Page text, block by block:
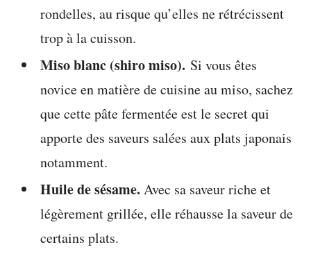
rondelles, au risque qu’elles ne rétrécissent
trop à la cuisson.
Miso blanc (shiro miso). Si vous êtes
novice en matière de cuisine au miso, sachez
que cette pâte fermentée est le secret qui
apporte des saveurs salées aux plats japonais
notamment.
Huile de sésame. Avec sa saveur riche et
légèrement grillée, elle réhausse la saveur de
certains plats.